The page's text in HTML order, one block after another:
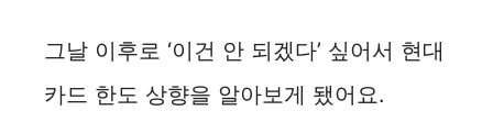
그날 이후로 ‘이건 안 되겠다’ 싶어서 현대
카드 한도 상향을 알아보게 됐어요.